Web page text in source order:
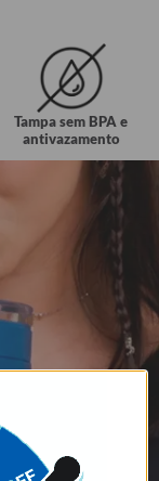
Tampa sem BPA e
antivazamento